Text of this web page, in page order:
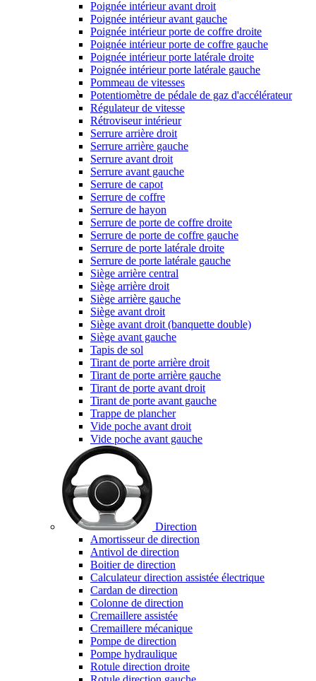
Poignée intérieur avant droit
Poignée intérieur avant gauche
Poignée intérieur porte de coffre droite
Poignée intérieur porte de coffre gauche
Poignée intérieur porte latérale droite
Poignée intérieur porte latérale gauche
Pommeau de vitesses
Potentiomètre de pédale de gaz d'accélérateur
Régulateur de vitesse
Rétroviseur intérieur
Serrure arrière droit
Serrure arrière gauche
Serrure avant droit
Serrure avant gauche
Serrure de capot
Serrure de coffre
Serrure de hayon
Serrure de porte de coffre droite
Serrure de porte de coffre gauche
Serrure de porte latérale droite
Serrure de porte latérale gauche
Siège arrière central
Siège arrière droit
Siège arrière gauche
Siège avant droit
Siège avant droit (banquette double)
Siège avant gauche
Tapis de sol
Tirant de porte arrière droit
Tirant de porte arrière gauche
Tirant de porte avant droit
Tirant de porte avant gauche
Trappe de plancher
Vide poche avant droit
Vide poche avant gauche
Direction
Amortisseur de direction
Antivol de direction
Boitier de direction
Calculateur direction assistée électrique
Cardan de direction
Colonne de direction
Cremaillere assistée
Cremaillere mécanique
Pompe de direction
Pompe hydraulique
Rotule direction droite